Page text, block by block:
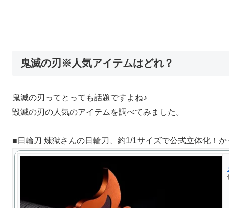
鬼滅の刃※人気アイテムはどれ？
鬼滅の刃ってとっても話題ですよね♪
毀滅の刃の人気のアイテムを調べてみました。
■日輪刀 煉獄さんの日輪刀、約1/1サイズで公式立体化！